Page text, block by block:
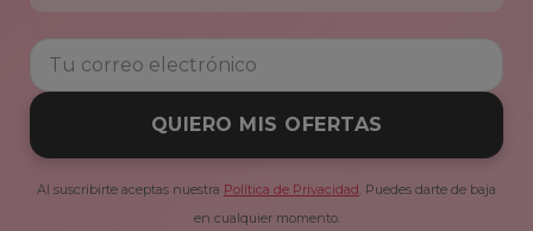
QUIERO MIS OFERTAS
Al suscribirte aceptas nuestra Política de Privacidad. Puedes darte de baja
en cualquier momento.